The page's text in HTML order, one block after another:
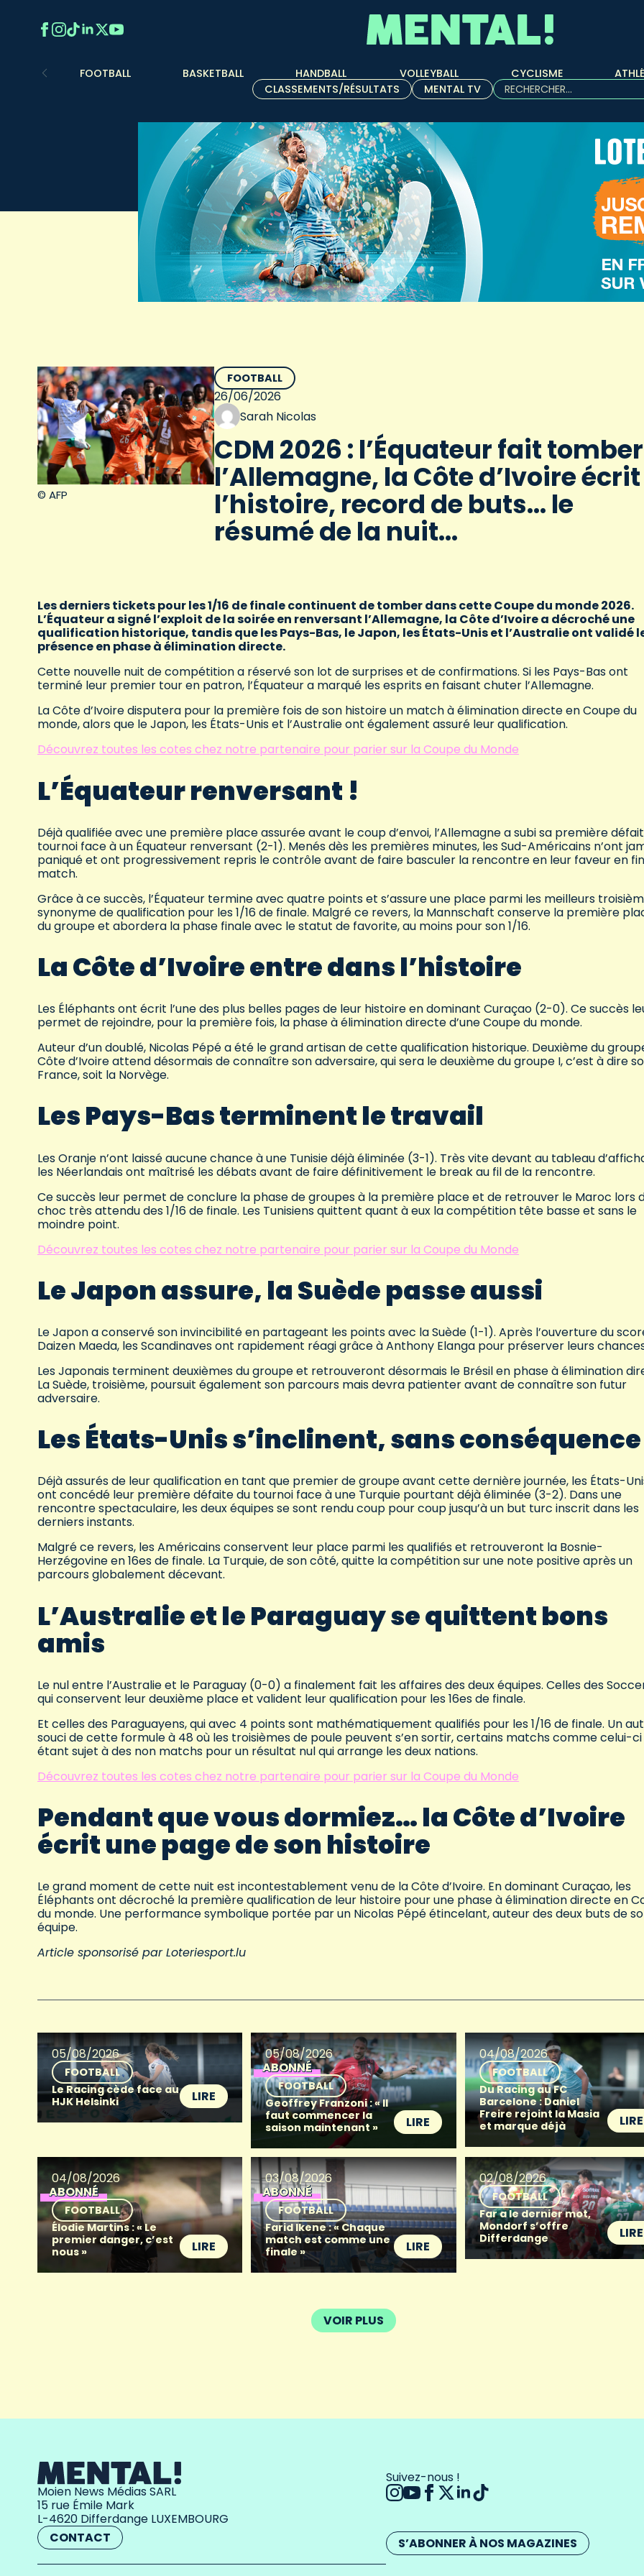
FOOTBALL BASKETBALL HANDBALL VOLLEYBALL CYCLISME
CLASSEMENTS/RÉSULTATS
MENTAL TV
Rechercher :
© AFP
FOOTBALL
26/06/2026
Sarah Nicolas
CDM 2026 : l’Équateur fait tomber
l’Allemagne, la Côte d’Ivoire écrit
l’histoire, record de buts… le
résumé de la nuit…
Les derniers tickets pour les 1/16 de finale continuent de tomber dans cette Coupe du monde 2026.
L’Équateur a signé l’exploit de la soirée en renversant l’Allemagne, la Côte d’Ivoire a décroché une
qualification historique, tandis que les Pays-Bas, le Japon, les États-Unis et l’Australie ont validé
présence en phase à élimination directe.
Cette nouvelle nuit de compétition a réservé son lot de surprises et de confirmations. Si les Pays-Bas ont
terminé leur premier tour en patron, l’Équateur a marqué les esprits en faisant chuter l’Allemagne.
La Côte d’Ivoire disputera pour la première fois de son histoire un match à élimination directe en Coupe du
monde, alors que le Japon, les États-Unis et l’Australie ont également assuré leur qualification.
Découvrez toutes les cotes chez notre partenaire pour parier sur la Coupe du Monde
L’Équateur renversant !
Déjà qualifiée avec une première place assurée avant le coup d’envoi, l’Allemagne a subi sa première
tournoi face à un Équateur renversant (2-1). Menés dès les premières minutes, les Sud-Américains n’ont
paniqué et ont progressivement repris le contrôle avant de faire basculer la rencontre en leur faveur en
match.
Grâce à ce succès, l’Équateur termine avec quatre points et s’assure une place parmi les meilleurs
synonyme de qualification pour les 1/16 de finale. Malgré ce revers, la Mannschaft conserve la première
du groupe et abordera la phase finale avec le statut de favorite, au moins pour son 1/16.
La Côte d’Ivoire entre dans l’histoire
Les Éléphants ont écrit l’une des plus belles pages de leur histoire en dominant Curaçao (2-0). Ce succès
permet de rejoindre, pour la première fois, la phase à élimination directe d’une Coupe du monde.
Auteur d’un doublé, Nicolas Pépé a été le grand artisan de cette qualification historique. Deuxième du
Côte d’Ivoire attend désormais de connaître son adversaire, qui sera le deuxième du groupe I, c’est à dire
France, soit la Norvège.
Les Pays-Bas terminent le travail
Les Oranje n’ont laissé aucune chance à une Tunisie déjà éliminée (3-1). Très vite devant au tableau
les Néerlandais ont maîtrisé les débats avant de faire définitivement le break au fil de la rencontre.
Ce succès leur permet de conclure la phase de groupes à la première place et de retrouver le Maroc lors
choc très attendu des 1/16 de finale. Les Tunisiens quittent quant à eux la compétition tête basse et sans le
moindre point.
Découvrez toutes les cotes chez notre partenaire pour parier sur la Coupe du Monde
Le Japon assure, la Suède passe aussi
Le Japon a conservé son invincibilité en partageant les points avec la Suède (1-1). Après l’ouverture du
Daizen Maeda, les Scandinaves ont rapidement réagi grâce à Anthony Elanga pour préserver leurs
Les Japonais terminent deuxièmes du groupe et retrouveront désormais le Brésil en phase à élimination
La Suède, troisième, poursuit également son parcours mais devra patienter avant de connaître son futur
adversaire.
Les États-Unis s’inclinent, sans conséquence
Déjà assurés de leur qualification en tant que premier de groupe avant cette dernière journée, les États-
ont concédé leur première défaite du tournoi face à une Turquie pourtant déjà éliminée (3-2). Dans une
rencontre spectaculaire, les deux équipes se sont rendu coup pour coup jusqu’à un but turc inscrit dans les
derniers instants.
Malgré ce revers, les Américains conservent leur place parmi les qualifiés et retrouveront la Bosnie-
Herzégovine en 16es de finale. La Turquie, de son côté, quitte la compétition sur une note positive après un
parcours globalement décevant.
L’Australie et le Paraguay se quittent bons
amis
Le nul entre l’Australie et le Paraguay (0-0) a finalement fait les affaires des deux équipes. Celles des
qui conservent leur deuxième place et valident leur qualification pour les 16es de finale.
Et celles des Paraguayens, qui avec 4 points sont mathématiquement qualifiés pour les 1/16 de finale. Un
souci de cette formule à 48 où les troisièmes de poule peuvent s’en sortir, certains matchs comme celui-ci
étant sujet à des non matchs pour un résultat nul qui arrange les deux nations.
Découvrez toutes les cotes chez notre partenaire pour parier sur la Coupe du Monde
Pendant que vous dormiez… la Côte d’Ivoire
écrit une page de son histoire
Le grand moment de cette nuit est incontestablement venu de la Côte d’Ivoire. En dominant Curaçao, les
Éléphants ont décroché la première qualification de leur histoire pour une phase à élimination directe en
du monde. Une performance symbolique portée par un Nicolas Pépé étincelant, auteur des deux buts de
équipe.
Article sponsorisé par Loteriesport.lu
05/08/2026
FOOTBALL
Le Racing cède face au
HJK Helsinki
LIRE
05/08/2026
ABONNÉ
FOOTBALL
Geoffrey Franzoni : « Il
faut commencer la
saison maintenant »
LIRE
04/08/2026
FOOTBALL
Du Racing au FC
Barcelone : Daniel
Freire rejoint la Masia
et marque déjà
LIRE
04/08/2026
ABONNÉ
FOOTBALL
Élodie Martins : « Le
premier danger, c’est
nous »
LIRE
03/08/2026
ABONNÉ
FOOTBALL
Farid Ikene : « Chaque
match est comme une
finale »
LIRE
02/08/2026
FOOTBALL
Far a le dernier mot,
Mondorf s’offre
Differdange
LIRE
VOIR PLUS
Moien News Médias SARL
15 rue Émile Mark
L-4620 Differdange LUXEMBOURG
CONTACT
Suivez-nous !
S’ABONNER À NOS MAGAZINES